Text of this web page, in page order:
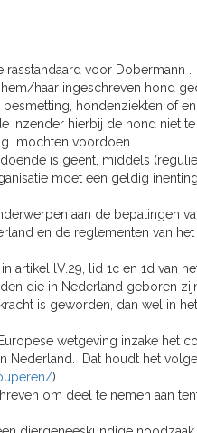
rasstandaard voor Dobermann .
haar ingeschreven hond
hondenziekten of
inzender hierbij de hond niet
mochten voordoen.
is geënt, middels
moet een geldig
aan de bepalingen
en de reglementen van het
artikel lV.29, lid 1c en 1d van
die in Nederland geboren
is geworden, dan wel in
wetgeving inzake het
Nederland. Dat houdt het
)
om deel te nemen aan